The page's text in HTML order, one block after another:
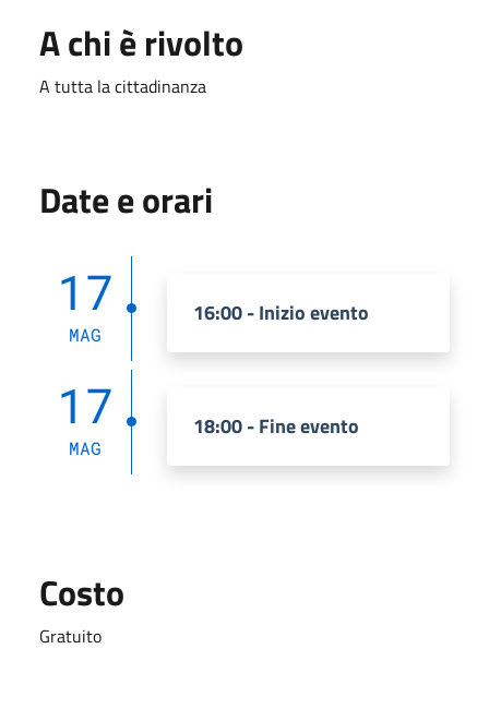
A chi è rivolto
A tutta la cittadinanza
Date e orari
17
MAG
16:00 - Inizio evento
17
MAG
18:00 - Fine evento
Costo
Gratuito